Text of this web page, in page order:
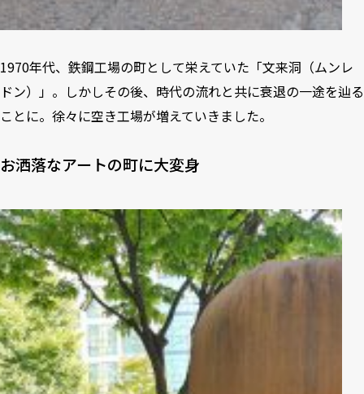
1970年代、鉄鋼工場の町として栄えていた「文来洞（ムンレ
ドン）」。しかしその後、時代の流れと共に衰退の一途を辿る
ことに。徐々に空き工場が増えていきました。
お洒落なアートの町に大変身